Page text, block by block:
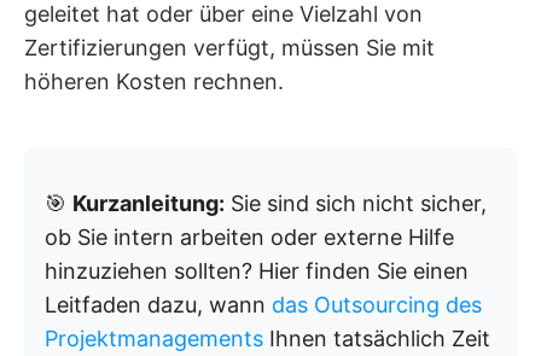
geleitet hat oder über eine Vielzahl von
Zertifizierungen verfügt, müssen Sie mit
höheren Kosten rechnen.
🎯 Kurzanleitung: Sie sind sich nicht sicher,
ob Sie intern arbeiten oder externe Hilfe
hinzuziehen sollten? Hier finden Sie einen
Leitfaden dazu, wann das Outsourcing des
Projektmanagements Ihnen tatsächlich Zeit